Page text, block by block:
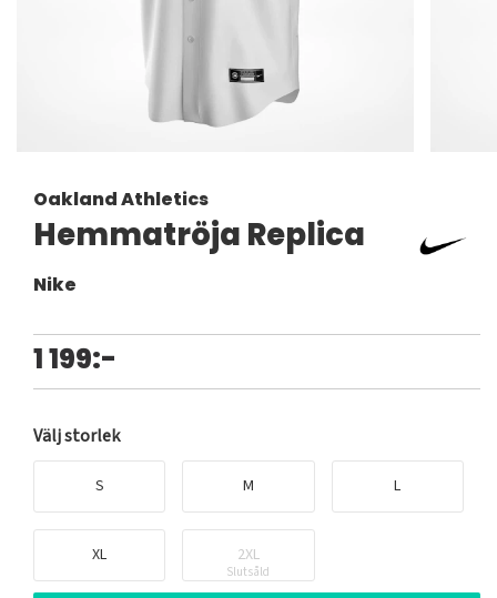
Oakland Athletics
Hemmatröja Replica
Nike
1 199:-
Välj storlek
S M L
XL 2XL
Slutsåld